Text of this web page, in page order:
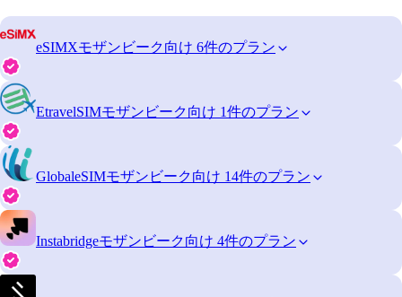
eSIMXモザンビーク向け 6件のプラン
EtravelSIMモザンビーク向け 1件のプラン
GlobaleSIMモザンビーク向け 14件のプラン
Instabridgeモザンビーク向け 4件のプラン